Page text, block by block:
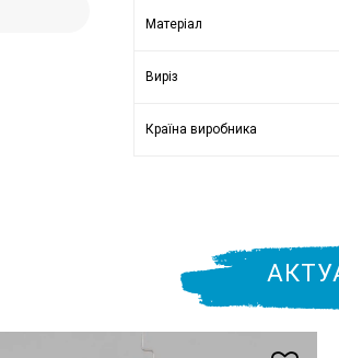
Матеріал
Виріз
Країна виробника